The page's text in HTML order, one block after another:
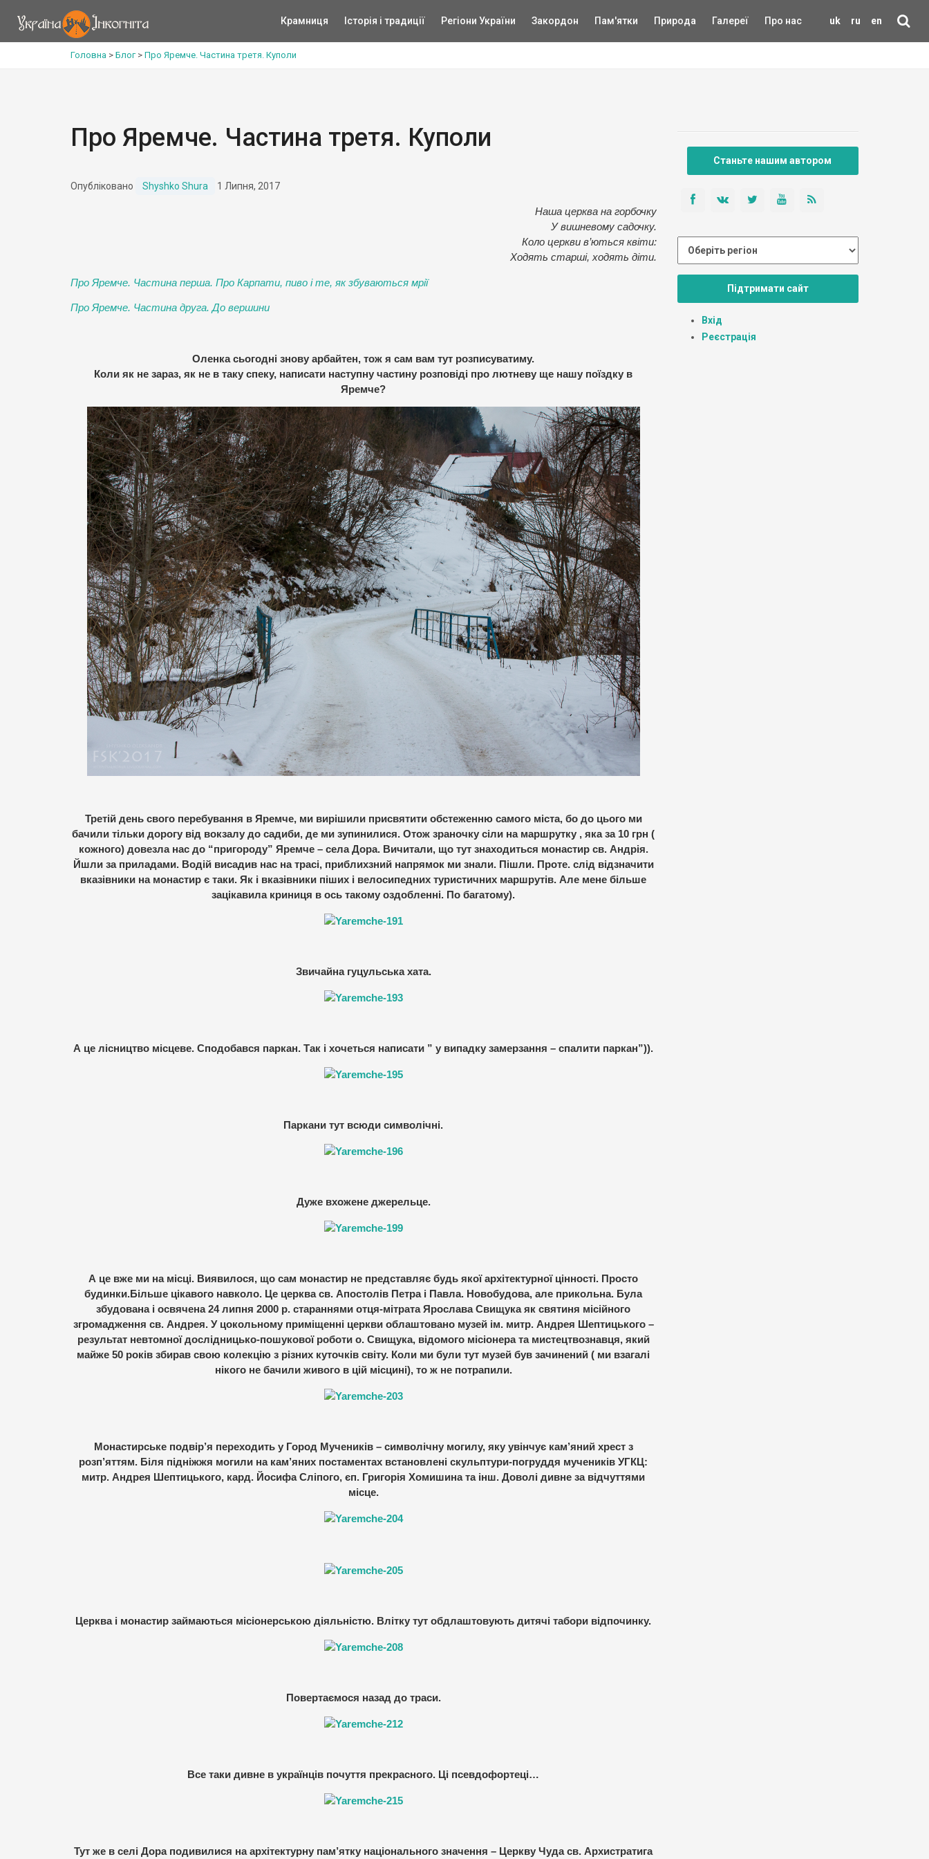
uk ru en
Крамниця Історія і традиції Регіони України Закордон Пам'ятки Природа Галереї Про нас
Головна > Блог> Про Яремче. Частина третя. Куполи
Про Яремче. Частина третя. Куполи
Опубліковано Shyshko Shura 1 Липня, 2017
Наша церква на горбочку
У вишневому садочку.
Коло церкви в’ються квіти:
Ходять старші, ходять діти.
Про Яремче. Частина перша. Про Карпати, пиво і те, як збуваються мрії
Про Яремче. Частина друга. До вершини
Оленка сьогодні знову арбайтен, тож я сам вам тут розписуватиму.
Коли як не зараз, як не в таку спеку, написати наступну частину розповіді про лютневу ще нашу поїздку в
Яремче?
Третій день свого перебування в Яремче, ми вирішили присвятити обстеженню самого міста, бо до цього ми
бачили тільки дорогу від вокзалу до садиби, де ми зупинилися. Отож зраночку сіли на маршрутку , яка за 10 грн (
кожного) довезла нас до “пригороду” Яремче – села Дора. Вичитали, що тут знаходиться монастир св. Андрія.
Йшли за приладами. Водій висадив нас на трасі, приблихзний напрямок ми знали. Пішли. Проте. слід відзначити
вказівники на монастир є таки. Як і вказівники піших і велосипедних туристичних маршрутів. Але мене більше
зацікавила криниця в ось такому оздобленні. По багатому).
Звичайна гуцульська хата.
А це лісництво місцеве. Сподобався паркан. Так і хочеться написати ” у випадку замерзання – спалити паркан”)).
Паркани тут всюди символічні.
Дуже вхожене джерельце.
А це вже ми на місці. Виявилося, що сам монастир не представляє будь якої архітектурної цінності. Просто
будинки.Більше цікавого навколо. Це церква св. Апостолів Петра і Павла. Новобудова, але прикольна. Була
збудована і освячена 24 липня 2000 р. стараннями отця-мітрата Ярослава Свищука як святиня місійного
згромадження св. Андрея. У цокольному приміщенні церкви облаштовано музей ім. митр. Андрея Шептицького –
результат невтомної дослідницько-пошукової роботи о. Свищука, відомого місіонера та мистецтвознавця, який
майже 50 років збирав свою колекцію з різних куточків світу. Коли ми були тут музей був зачинений ( ми взагалі
нікого не бачили живого в цій місцині), то ж не потрапили.
Монастирське подвір’я переходить у Город Мучеників – символічну могилу, яку увінчує кам’яний хрест з
розп’яттям. Біля підніжжя могили на кам’яних постаментах встановлені скульптури-погруддя мучеників УГКЦ:
митр. Андрея Шептицького, кард. Йосифа Сліпого, єп. Григорія Хомишина та інш. Доволі дивне за відчуттями
місце.
Церква і монастир займаються місіонерською діяльністю. Влітку тут обдлаштовують дитячі табори відпочинку.
Повертаємося назад до траси.
Все таки дивне в українців почуття прекрасного. Ці псевдофортеці…
Тут же в селі Дора подивилися на архітектурну пам’ятку національного значення – Церкву Чуда св. Архистратига
Станьте нашим автором
Підтримати сайт
Вхід
Реєстрація